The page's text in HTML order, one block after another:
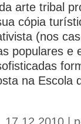
arte tribal
cópia
(nos
populares e
na Escola